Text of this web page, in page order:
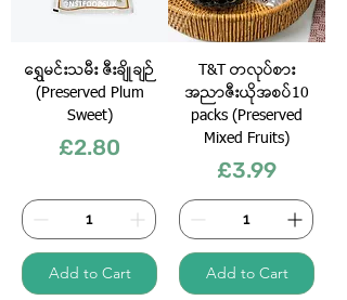
ရွှေမင်းသမီး ဇီးချိုချဉ်
(Preserved Plum
Sweet)
Price
£2.80
Add to Cart
T&T တလုပ်စား
အညာဇီးယိုအစပ်10
packs (Preserved
Mixed Fruits)
Price
£3.99
Add to Cart